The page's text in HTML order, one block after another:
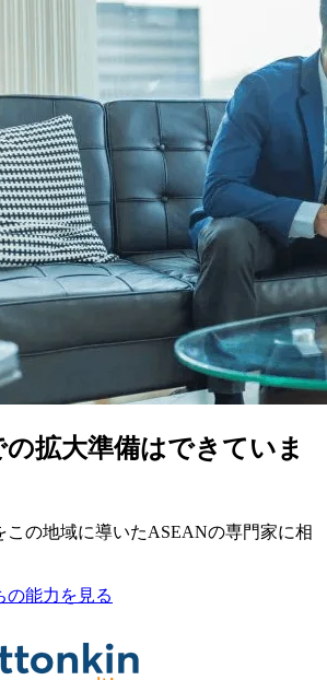
拡大準備はできていま
この地域に導いたASEANの専門家に相
の能力を見る